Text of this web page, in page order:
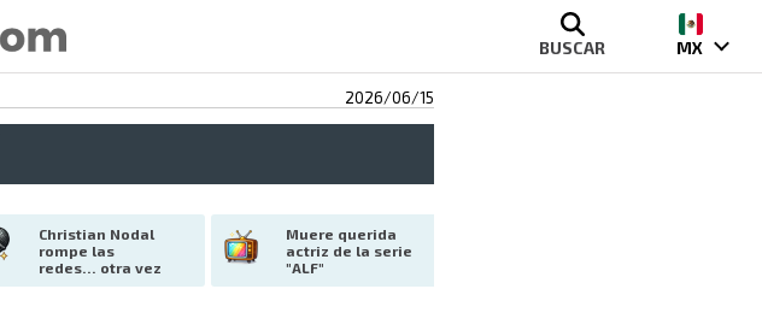
BUSCAR MX
2026/06/15
Christian Nodal
rompe las
redes… otra vez
Muere querida
actriz de la serie
"ALF"